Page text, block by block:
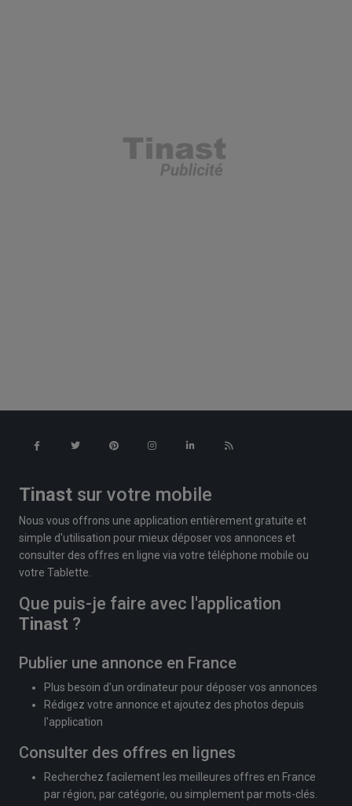
Tinast sur votre mobile
Nous vous offrons une application entièrement gratuite et
simple d'utilisation pour mieux déposer vos annonces et
consulter des offres en ligne via votre téléphone mobile ou
votre Tablette.
Que puis-je faire avec l'application
Tinast ?
Publier une annonce en France
Plus besoin d'un ordinateur pour déposer vos annonces
Rédigez votre annonce et ajoutez des photos depuis
l'application
Consulter des offres en lignes
Recherchez facilement les meilleures offres en France
par région, par catégorie, ou simplement par mots-clés.